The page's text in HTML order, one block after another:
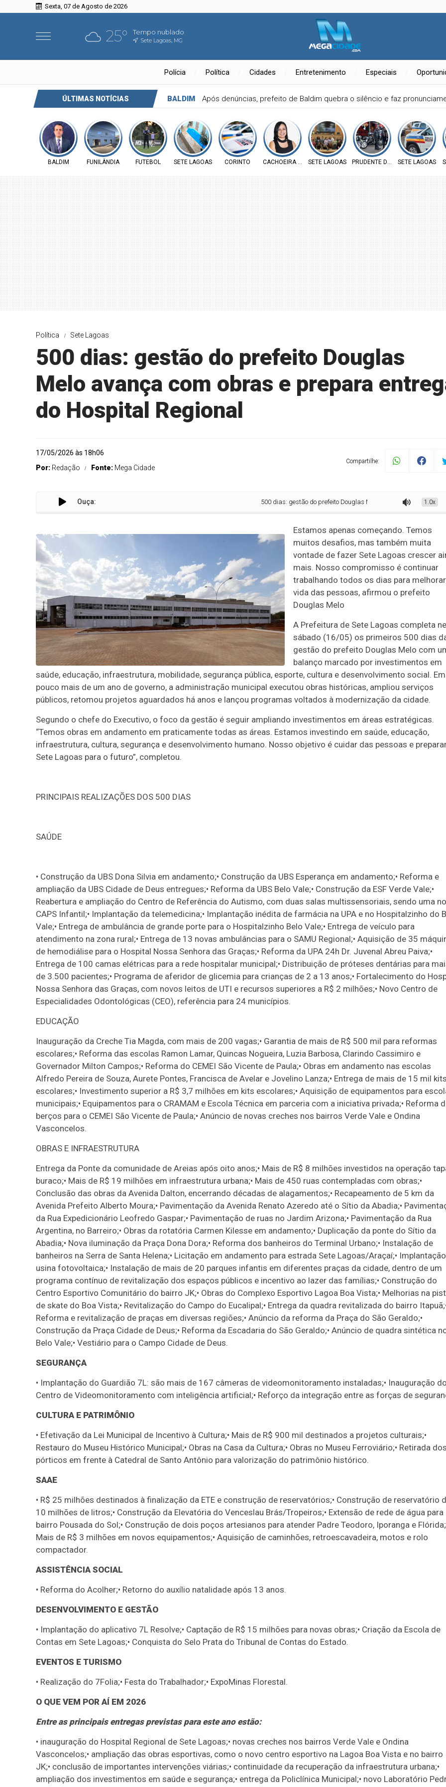
Sexta, 07 de Agosto de 2026
25° Tempo nublado
Sete Lagoas, MG
Polícia Política Cidades Entretenimento Especiais
ÚLTIMAS NOTÍCIAS BALDIM Após denúncias, prefeito de Baldim quebra o silêncio e faz
BALDIM FUNILÂNDIA FUTEBOL SETE LAGOAS CORINTO CACHOEIRA DA PRATASETE LAGOAS PRUDENTE DE MORAISSETE LAGOAS
Política Sete Lagoas
500 dias: gestão do prefeito Douglas
Melo avança com obras e prepara
do Hospital Regional
17/05/2026 às 18h06
Por: Redação Fonte: Mega Cidade
Compartilhe:
Ouça: 500 dias: gestão do prefeito Douglas Melo avança com obras e prepara
1.0x
Estamos apenas começando. Temos
muitos desafios, mas também muita
vontade de fazer Sete Lagoas crescer
mais. Nosso compromisso é continuar
trabalhando todos os dias para
vida das pessoas, afirmou o prefeito
Douglas Melo
A Prefeitura de Sete Lagoas completa
sábado (16/05) os primeiros 500 dias
gestão do prefeito Douglas Melo com
balanço marcado por investimentos em
saúde, educação, infraestrutura, mobilidade, segurança pública, esporte, cultura e desenvolvimento social. Em
pouco mais de um ano de governo, a administração municipal executou obras históricas, ampliou serviços
públicos, retomou projetos aguardados há anos e lançou programas voltados à modernização da cidade.
Segundo o chefe do Executivo, o foco da gestão é seguir ampliando investimentos em áreas estratégicas.
“Temos obras em andamento em praticamente todas as áreas. Estamos investindo em saúde, educação,
infraestrutura, cultura, segurança e desenvolvimento humano. Nosso objetivo é cuidar das pessoas e
Sete Lagoas para o futuro”, completou.
PRINCIPAIS REALIZAÇÕES DOS 500 DIAS
SAÚDE
• Construção da UBS Dona Silvia em andamento;• Construção da UBS Esperança em andamento;• Reforma e
ampliação da UBS Cidade de Deus entregues;• Reforma da UBS Belo Vale;• Construção da ESF Verde Vale;•
Reabertura e ampliação do Centro de Referência do Autismo, com duas salas multissensoriais, sendo uma no
CAPS Infantil;• Implantação da telemedicina;• Implantação inédita de farmácia na UPA e no Hospitalzinho do
Vale;• Entrega de ambulância de grande porte para o Hospitalzinho Belo Vale;• Entrega de veículo para
atendimento na zona rural;• Entrega de 13 novas ambulâncias para o SAMU Regional;• Aquisição de 35
de hemodiálise para o Hospital Nossa Senhora das Graças;• Reforma da UPA 24h Dr. Juvenal Abreu Paiva;•
Entrega de 100 camas elétricas para a rede hospitalar municipal;• Distribuição de próteses dentárias para
de 3.500 pacientes;• Programa de aferidor de glicemia para crianças de 2 a 13 anos;• Fortalecimento do
Nossa Senhora das Graças, com novos leitos de UTI e recursos superiores a R$ 2 milhões;• Novo Centro de
Especialidades Odontológicas (CEO), referência para 24 municípios.
EDUCAÇÃO
Inauguração da Creche Tia Magda, com mais de 200 vagas;• Garantia de mais de R$ 500 mil para reformas
escolares;• Reforma das escolas Ramon Lamar, Quincas Nogueira, Luzia Barbosa, Clarindo Cassimiro e
Governador Milton Campos;• Reforma do CEMEI São Vicente de Paula;• Obras em andamento nas escolas
Alfredo Pereira de Souza, Aurete Pontes, Francisca de Avelar e Jovelino Lanza;• Entrega de mais de 15 mil
escolares;• Investimento superior a R$ 3,7 milhões em kits escolares;• Aquisição de equipamentos para
municipais;• Equipamentos para o CRAMAM e Escola Técnica em parceria com a iniciativa privada;• Reforma
berços para o CEMEI São Vicente de Paula;• Anúncio de novas creches nos bairros Verde Vale e Ondina
Vasconcelos.
OBRAS E INFRAESTRUTURA
Entrega da Ponte da comunidade de Areias após oito anos;• Mais de R$ 8 milhões investidos na operação
buraco;• Mais de R$ 19 milhões em infraestrutura urbana;• Mais de 450 ruas contempladas com obras;•
Conclusão das obras da Avenida Dalton, encerrando décadas de alagamentos;• Recapeamento de 5 km da
Avenida Prefeito Alberto Moura;• Pavimentação da Avenida Renato Azeredo até o Sítio da Abadia;•
da Rua Expedicionário Leofredo Gaspar;• Pavimentação de ruas no Jardim Arizona;• Pavimentação da Rua
Argentina, no Barreiro;• Obras da rotatória Carmen Kilesse em andamento;• Duplicação da ponte do Sítio da
Abadia;• Nova iluminação da Praça Dona Dora;• Reforma dos banheiros do Terminal Urbano;• Instalação de
banheiros na Serra de Santa Helena;• Licitação em andamento para estrada Sete Lagoas/Araçaí;•
usina fotovoltaica;• Instalação de mais de 20 parques infantis em diferentes praças da cidade, dentro de um
programa contínuo de revitalização dos espaços públicos e incentivo ao lazer das famílias;• Construção do
Centro Esportivo Comunitário do bairro JK;• Obras do Complexo Esportivo Lagoa Boa Vista;• Melhorias na
de skate do Boa Vista;• Revitalização do Campo do Eucalipal;• Entrega da quadra revitalizada do bairro
Reforma e revitalização de praças em diversas regiões;• Anúncio da reforma da Praça do São Geraldo;•
Construção da Praça Cidade de Deus;• Reforma da Escadaria do São Geraldo;• Anúncio de quadra sintética
Belo Vale;• Vestiário para o Campo Cidade de Deus.
SEGURANÇA
• Implantação do Guardião 7L: são mais de 167 câmeras de videomonitoramento instaladas;• Inauguração
Centro de Videomonitoramento com inteligência artificial;• Reforço da integração entre as forças de
CULTURA E PATRIMÔNIO
• Efetivação da Lei Municipal de Incentivo à Cultura;• Mais de R$ 900 mil destinados a projetos culturais;•
Restauro do Museu Histórico Municipal;• Obras na Casa da Cultura;• Obras no Museu Ferroviário;• Retirada
pórticos em frente à Catedral de Santo Antônio para valorização do patrimônio histórico.
SAAE
• R$ 25 milhões destinados à finalização da ETE e construção de reservatórios;• Construção de reservatório
10 milhões de litros;• Construção da Elevatória do Venceslau Brás/Tropeiros;• Extensão de rede de água para
bairro Pousada do Sol;• Construção de dois poços artesianos para atender Padre Teodoro, Iporanga e
Mais de R$ 3 milhões em novos equipamentos;• Aquisição de caminhões, retroescavadeira, motos e rolo
compactador.
ASSISTÊNCIA SOCIAL
• Reforma do Acolher;• Retorno do auxílio natalidade após 13 anos.
DESENVOLVIMENTO E GESTÃO
• Implantação do aplicativo 7L Resolve;• Captação de R$ 15 milhões para novas obras;• Criação da Escola de
Contas em Sete Lagoas;• Conquista do Selo Prata do Tribunal de Contas do Estado.
EVENTOS E TURISMO
• Realização do 7Folia;• Festa do Trabalhador;• ExpoMinas Florestal.
O QUE VEM POR AÍ EM 2026
Entre as principais entregas previstas para este ano estão:
• inauguração do Hospital Regional de Sete Lagoas;• novas creches nos bairros Verde Vale e Ondina
Vasconcelos;• ampliação das obras esportivas, como o novo centro esportivo na Lagoa Boa Vista e no bairro
JK;• conclusão de importantes intervenções viárias;• continuidade da recuperação da infraestrutura urbana;•
ampliação dos investimentos em saúde e segurança;• entrega da Policlínica Municipal;• novo Laboratório